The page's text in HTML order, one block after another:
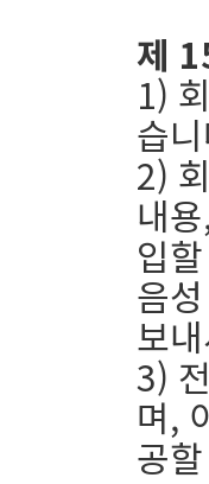
제
1)
습
2)
내
입
음
보
3)
며,
공